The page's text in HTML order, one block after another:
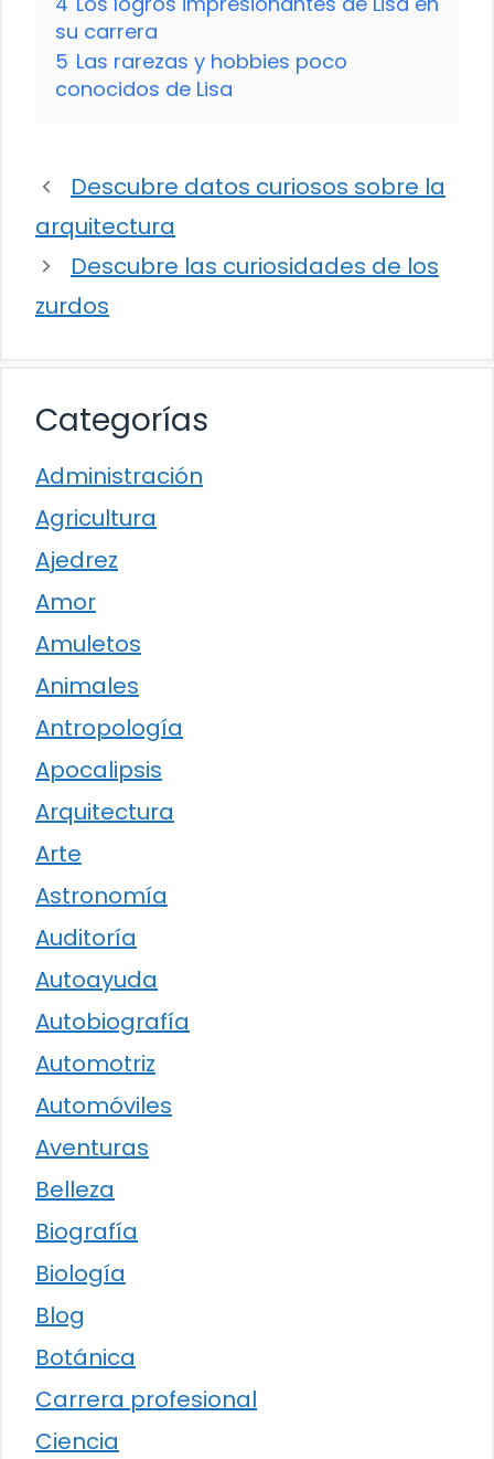
su carrera
5 Las rarezas y hobbies poco
conocidos de Lisa
Descubre datos curiosos sobre la
arquitectura
Descubre las curiosidades de los
zurdos
Categorías
Administración
Agricultura
Ajedrez
Amor
Amuletos
Animales
Antropología
Apocalipsis
Arquitectura
Arte
Astronomía
Auditoría
Autoayuda
Autobiografía
Automotriz
Automóviles
Aventuras
Belleza
Biografía
Biología
Blog
Botánica
Carrera profesional
Ciencia